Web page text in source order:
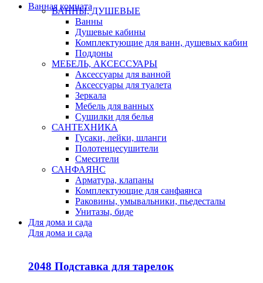
Ванная комната
ВАННЫ, ДУШЕВЫЕ
Ванны
Душевые кабины
Комплектующие для ванн, душевых кабин
Поддоны
МЕБЕЛЬ, АКСЕССУАРЫ
Аксессуары для ванной
Аксессуары для туалета
Зеркала
Мебель для ванных
Сушилки для белья
САНТЕХНИКА
Гусаки, лейки, шланги
Полотенцесушители
Смесители
САНФАЯНС
Арматура, клапаны
Комплектующие для санфаянса
Раковины, умывальники, пьедесталы
Унитазы, биде
Для дома и сада
Для дома и сада
2048 Подставка для тарелок